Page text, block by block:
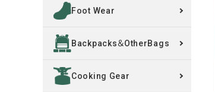
レンタル・修理
Foot Wear
Backpacks＆OtherBags
Cooking Gear